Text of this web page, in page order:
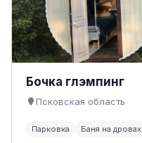
Бочка глэмпинг
Псковская область
Парковка Баня на дровах